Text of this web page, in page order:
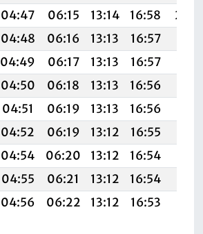
04:47 06:15 13:14 16:58
04:48 06:16 13:13 16:57
04:49 06:17 13:13 16:57
04:50 06:18 13:13 16:56
04:51 06:19 13:13 16:56
04:52 06:19 13:12 16:55
04:54 06:20 13:12 16:54
04:55 06:21 13:12 16:54
04:56 06:22 13:12 16:53